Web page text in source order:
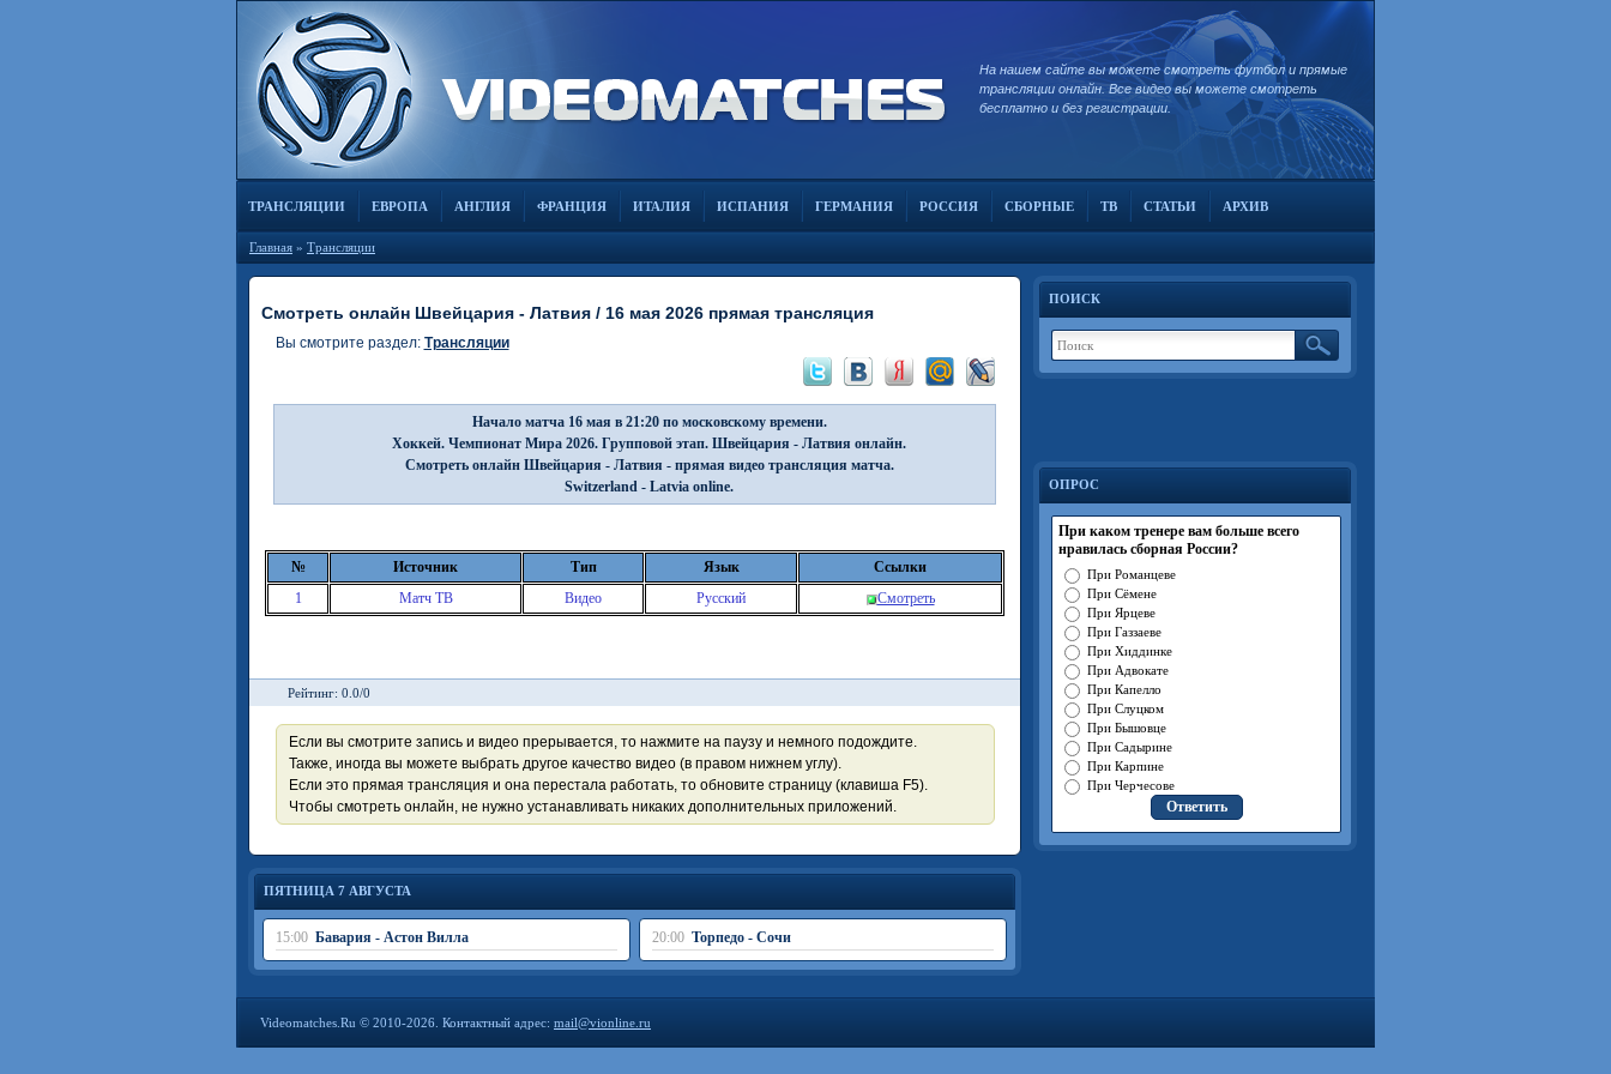
На нашем сайте вы можете смотреть футбол и прямые
трансляции онлайн. Все видео вы можете смотреть
бесплатно и без регистрации.
ТРАНСЛЯЦИИ ЕВРОПА АНГЛИЯ ФРАНЦИЯ ИТАЛИЯ ИСПАНИЯ ГЕРМАНИЯ РОССИЯ СБОРНЫЕ ТВ СТАТЬИ АРХИВ
Главная » Трансляции
Смотреть онлайн Швейцария - Латвия / 16 мая 2026 прямая трансляция
Вы смотрите раздел: Трансляции
Начало матча 16 мая в 21:20 по московскому времени.
Хоккей. Чемпионат Мира 2026. Групповой этап. Швейцария - Латвия онлайн.
Смотреть онлайн Швейцария - Латвия - прямая видео трансляция матча.
Switzerland - Latvia online.
№ Источник Тип Язык
Ссылки
1
Матч ТВ Видео Русский Смотреть
Рейтинг: 0.0/0
Если вы смотрите запись и видео прерывается, то нажмите на паузу и немного подождите.
Также, иногда вы можете выбрать другое качество видео (в правом нижнем углу).
Если это прямая трансляция и она перестала работать, то обновите страницу (клавиша F5).
Чтобы смотреть онлайн, не нужно устанавливать никаких дополнительных приложений.
ПЯТНИЦА 7 АВГУСТА
15:00 Бавария - Астон Вилла 20:00 Торпедо - Сочи
ПОИСК
ОПРОС
При каком тренере вам больше всего
нравилась сборная России?
При Романцеве
При Сёмене
При Ярцеве
При Газзаеве
При Хиддинке
При Адвокате
При Капелло
При Слуцком
При Бышовце
При Садырине
При Карпине
При Черчесове
Videomatches.Ru © 2010-2026. Контактный адрес: mail@vionline.ru